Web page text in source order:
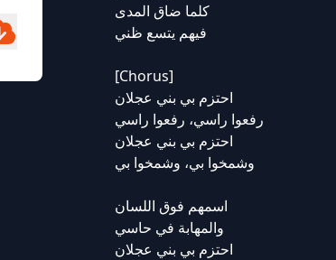
كلما ضاق المدى
فيهم يتسع ظني
[Chorus]
احتزم بي بني عجلان
رفعوا راسي، رفعوا راسي
احتزم بي بني عجلان
وشمخوا بي، وشمخوا بي
اسمهم فوق اللسان
والمهابة في حاسي
احتزم بي بني عجلان